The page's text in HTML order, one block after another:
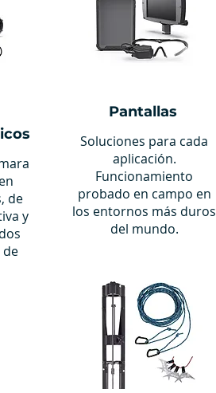
de
y
de
Pantallas
Soluciones para cada
aplicación.
Funcionamiento
probado en campo en
los entornos más duros
del mundo.